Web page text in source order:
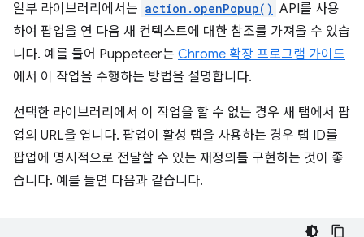
일부 라이브러리에서는 action.openPopup() API를 사용
하여 팝업을 연 다음 새 컨텍스트에 대한 참조를 가져올 수 있습
니다. 예를 들어 Puppeteer는 Chrome 확장 프로그램 가이드
에서 이 작업을 수행하는 방법을 설명합니다.
선택한 라이브러리에서 이 작업을 할 수 없는 경우 새 탭에서 팝
업의 URL을 엽니다. 팝업이 활성 탭을 사용하는 경우 탭 ID를
팝업에 명시적으로 전달할 수 있는 재정의를 구현하는 것이 좋
습니다. 예를 들면 다음과 같습니다.